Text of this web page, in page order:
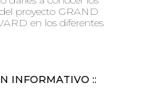
proyecto GRAND
en los diferentes
INFORMATIVO ::